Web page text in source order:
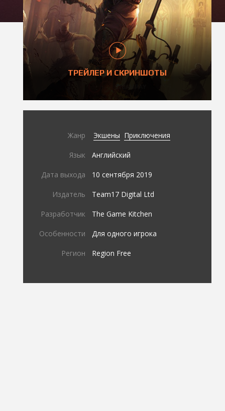
ТРЕЙЛЕР И СКРИНШОТЫ
Жанр Экшены Приключения
Язык Английский
Дата выхода 10 сентября 2019
Издатель Team17 Digital Ltd
Разработчик The Game Kitchen
Особенности Для одного игрока
Регион Region Free